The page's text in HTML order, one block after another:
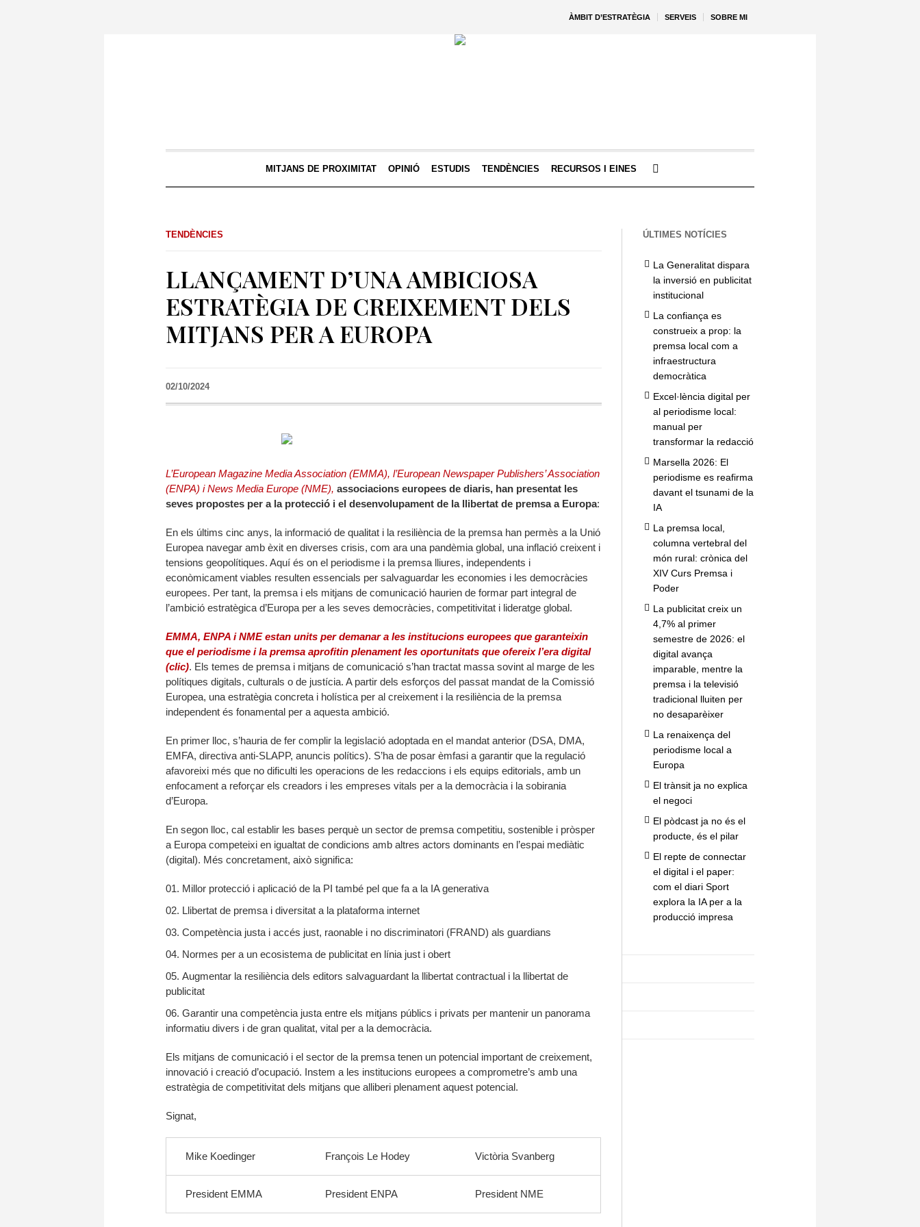
ÀMBIT D’ESTRATÈGIA SERVEIS SOBRE MI
MITJANS DE PROXIMITAT OPINIÓ ESTUDIS TENDÈNCIES RECURSOS I EINES
TENDÈNCIES
LLANÇAMENT D’UNA AMBICIOSA
ESTRATÈGIA DE CREIXEMENT DELS
MITJANS PER A EUROPA
02/10/2024
L’European Magazine Media Association (EMMA), l’European Newspaper Publishers’ Association
(ENPA) i News Media Europe (NME), associacions europees de diaris, han presentat les
seves propostes per a la protecció i el desenvolupament de la llibertat de premsa a Europa:
En els últims cinc anys, la informació de qualitat i la resiliència de la premsa han permès a la Unió
Europea navegar amb èxit en diverses crisis, com ara una pandèmia global, una inflació creixent i
tensions geopolítiques. Aquí és on el periodisme i la premsa lliures, independents i
econòmicament viables resulten essencials per salvaguardar les economies i les democràcies
europees. Per tant, la premsa i els mitjans de comunicació haurien de formar part integral de
l’ambició estratègica d’Europa per a les seves democràcies, competitivitat i lideratge global.
EMMA, ENPA i NME estan units per demanar a les institucions europees que garanteixin
que el periodisme i la premsa aprofitin plenament les oportunitats que ofereix l’era digital
(clic). Els temes de premsa i mitjans de comunicació s’han tractat massa sovint al marge de les
polítiques digitals, culturals o de justícia. A partir dels esforços del passat mandat de la Comissió
Europea, una estratègia concreta i holística per al creixement i la resiliència de la premsa
independent és fonamental per a aquesta ambició.
En primer lloc, s’hauria de fer complir la legislació adoptada en el mandat anterior (DSA, DMA,
EMFA, directiva anti-SLAPP, anuncis polítics). S’ha de posar èmfasi a garantir que la regulació
afavoreixi més que no dificulti les operacions de les redaccions i els equips editorials, amb un
enfocament a reforçar els creadors i les empreses vitals per a la democràcia i la sobirania
d’Europa.
En segon lloc, cal establir les bases perquè un sector de premsa competitiu, sostenible i pròsper
a Europa competeixi en igualtat de condicions amb altres actors dominants en l’espai mediàtic
(digital). Més concretament, això significa:
Millor protecció i aplicació de la PI també pel que fa a la IA generativa
Llibertat de premsa i diversitat a la plataforma internet
Competència justa i accés just, raonable i no discriminatori (FRAND) als guardians
Normes per a un ecosistema de publicitat en línia just i obert
Augmentar la resiliència dels editors salvaguardant la llibertat contractual i la llibertat de
publicitat
Garantir una competència justa entre els mitjans públics i privats per mantenir un panorama
informatiu divers i de gran qualitat, vital per a la democràcia.
Els mitjans de comunicació i el sector de la premsa tenen un potencial important de creixement,
innovació i creació d’ocupació. Instem a les institucions europees a comprometre’s amb una
estratègia de competitivitat dels mitjans que alliberi plenament aquest potencial.
Signat,
Mike Koedinger François Le Hodey Victòria Svanberg
President EMMA President ENPA President NME
ÚLTIMES NOTÍCIES
La Generalitat dispara
la inversió en publicitat
institucional
La confiança es
construeix a prop: la
premsa local com a
infraestructura
democràtica
Excel·lència digital per
al periodisme local:
manual per
transformar la redacció
Marsella 2026: El
periodisme es reafirma
davant el tsunami de la
IA
La premsa local,
columna vertebral del
món rural: crònica del
XIV Curs Premsa i
Poder
La publicitat creix un
4,7% al primer
semestre de 2026: el
digital avança
imparable, mentre la
premsa i la televisió
tradicional lluiten per
no desaparèixer
La renaixença del
periodisme local a
Europa
El trànsit ja no explica
el negoci
El pòdcast ja no és el
producte, és el pilar
El repte de connectar
el digital i el paper:
com el diari Sport
explora la IA per a la
producció impresa